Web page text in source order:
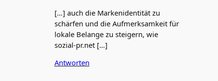
[…] auch die Markenidentität zu
schärfen und die Aufmerksamkeit für
lokale Belange zu steigern, wie
sozial-pr.net […]
Antworten